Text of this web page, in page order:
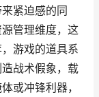
紧迫感的同
管理维度，这
游戏的道具系
战术假象，载
或冲锋利器，